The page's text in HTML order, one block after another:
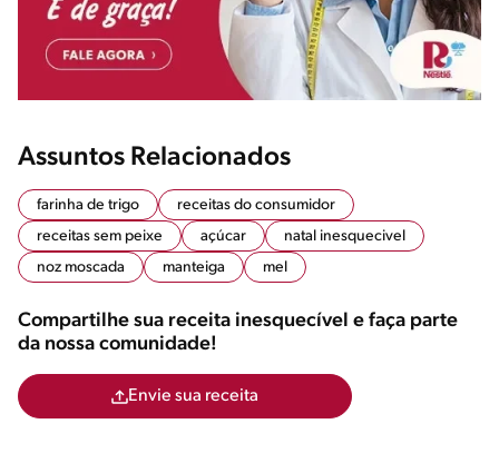
Assuntos Relacionados
farinha de trigo
receitas do consumidor
receitas sem peixe
açúcar
natal inesquecivel
noz moscada
manteiga mel
Compartilhe sua receita inesquecível e faça parte
da nossa comunidade!
Envie sua receita